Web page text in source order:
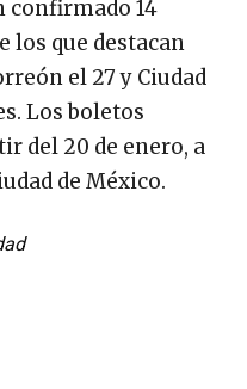
confirmado 14
los que destacan
el 27 y Ciudad
Los boletos
del 20 de enero, a
de México.